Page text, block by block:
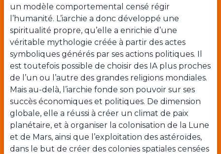
un modèle comportemental censé régir
l’humanité. L’iarchie a donc développé une
spiritualité propre, qu’elle a enrichie d’une
véritable mythologie créée à partir des actes
symboliques générés par ses actions politiques. Il
est toutefois possible de choisir des IA plus proches
de l’un ou l’autre des grandes religions mondiales.
Mais au-delà, l’iarchie fonde son pouvoir sur ses
succès économiques et politiques. De dimension
globale, elle a réussi à créer un climat de paix
planétaire, et à organiser la colonisation de la Lune
et de Mars, ainsi que l’exploitation des astéroïdes,
dans le but de créer des colonies spatiales censées